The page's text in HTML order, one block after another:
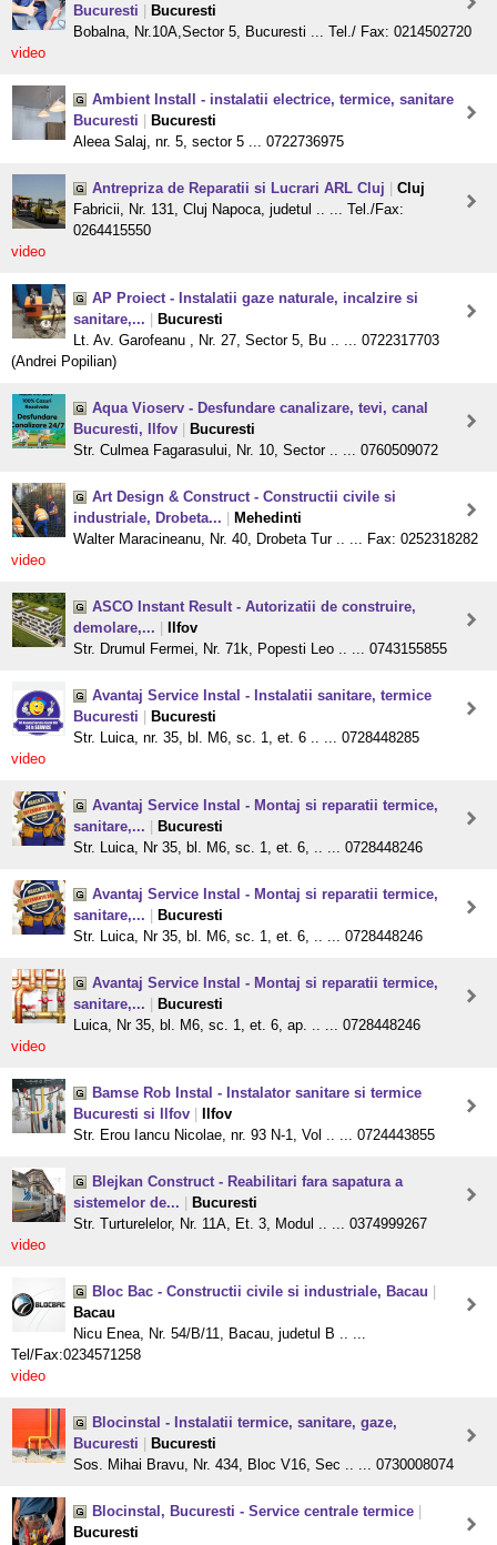
Bucuresti
Bucuresti
Bobalna, Nr.10A,Sector 5, Bucuresti ... Tel./ Fax: 0214502720
video
Ambient Install - instalatii electrice, termice, sanitare
Bucuresti
Bucuresti
Aleea Salaj, nr. 5, sector 5 ... 0722736975
Antrepriza de Reparatii si Lucrari ARL Cluj
Cluj
Fabricii, Nr. 131, Cluj Napoca, judetul .. ... Tel./Fax:
0264415550
video
AP Proiect - Instalatii gaze naturale, incalzire si
sanitare,...
Bucuresti
Lt. Av. Garofeanu , Nr. 27, Sector 5, Bu .. ... 0722317703
(Andrei Popilian)
Aqua Vioserv - Desfundare canalizare, tevi, canal
Bucuresti, Ilfov
Bucuresti
Str. Culmea Fagarasului, Nr. 10, Sector .. ... 0760509072
Art Design & Construct - Constructii civile si
industriale, Drobeta...
Mehedinti
Walter Maracineanu, Nr. 40, Drobeta Tur .. ... Fax: 0252318282
video
ASCO Instant Result - Autorizatii de construire,
demolare,...
Ilfov
Str. Drumul Fermei, Nr. 71k, Popesti Leo .. ... 0743155855
Avantaj Service Instal - Instalatii sanitare, termice
Bucuresti
Bucuresti
Str. Luica, nr. 35, bl. M6, sc. 1, et. 6 .. ... 0728448285
video
Avantaj Service Instal - Montaj si reparatii termice,
sanitare,...
Bucuresti
Str. Luica, Nr 35, bl. M6, sc. 1, et. 6, .. ... 0728448246
Avantaj Service Instal - Montaj si reparatii termice,
sanitare,...
Bucuresti
Str. Luica, Nr 35, bl. M6, sc. 1, et. 6, .. ... 0728448246
Avantaj Service Instal - Montaj si reparatii termice,
sanitare,...
Bucuresti
Luica, Nr 35, bl. M6, sc. 1, et. 6, ap. .. ... 0728448246
video
Bamse Rob Instal - Instalator sanitare si termice
Bucuresti si Ilfov
Ilfov
Str. Erou Iancu Nicolae, nr. 93 N-1, Vol .. ... 0724443855
Blejkan Construct - Reabilitari fara sapatura a
sistemelor de...
Bucuresti
Str. Turturelelor, Nr. 11A, Et. 3, Modul .. ... 0374999267
video
Bloc Bac - Constructii civile si industriale, Bacau
Bacau
Nicu Enea, Nr. 54/B/11, Bacau, judetul B .. ...
Tel/Fax:0234571258
video
Blocinstal - Instalatii termice, sanitare, gaze,
Bucuresti
Bucuresti
Sos. Mihai Bravu, Nr. 434, Bloc V16, Sec .. ... 0730008074
Blocinstal, Bucuresti - Service centrale termice
Bucuresti